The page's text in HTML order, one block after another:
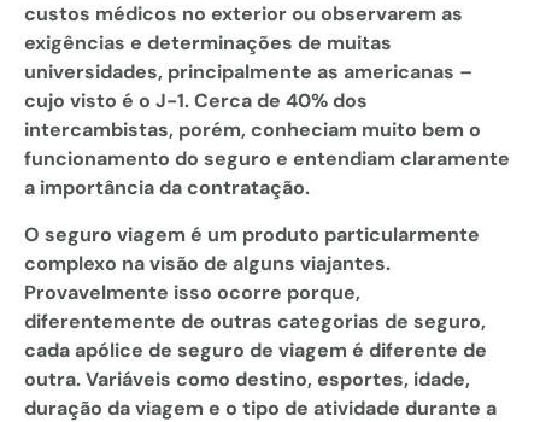
custos médicos no exterior ou observarem as
exigências e determinações de muitas
universidades, principalmente as americanas –
cujo visto é o J-1. Cerca de 40% dos
intercambistas, porém, conheciam muito bem o
funcionamento do seguro e entendiam claramente
a importância da contratação.
O seguro viagem é um produto particularmente
complexo na visão de alguns viajantes.
Provavelmente isso ocorre porque,
diferentemente de outras categorias de seguro,
cada apólice de seguro de viagem é diferente de
outra. Variáveis como destino, esportes, idade,
duração da viagem e o tipo de atividade durante a